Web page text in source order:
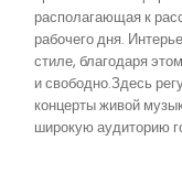
располагающая к
рабочего дня.
стиле, благодаря
и свободно.Здесь
концерты живой
широкую аудиторию